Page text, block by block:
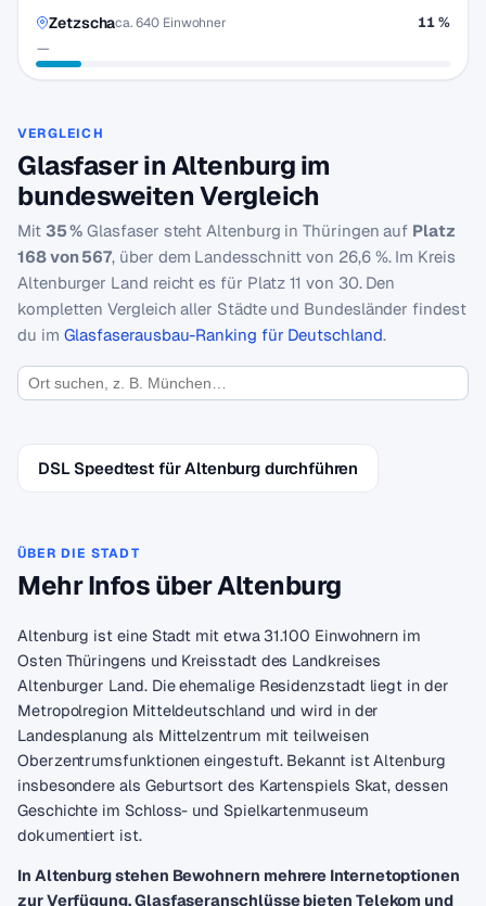
Zetzschaca. 640 Einwohner
—
11 %
VERGLEICH
Glasfaser in Altenburg im
bundesweiten Vergleich
Mit 35 % Glasfaser steht Altenburg in Thüringen auf Platz
168 von 567, über dem Landesschnitt von 26,6 %. Im Kreis
Altenburger Land reicht es für Platz 11 von 30. Den
kompletten Vergleich aller Städte und Bundesländer findest
du im Glasfaserausbau-Ranking für Deutschland.
DSL Speedtest für Altenburg durchführen
ÜBER DIE STADT
Mehr Infos über Altenburg
Altenburg ist eine Stadt mit etwa 31.100 Einwohnern im
Osten Thüringens und Kreisstadt des Landkreises
Altenburger Land. Die ehemalige Residenzstadt liegt in der
Metropolregion Mitteldeutschland und wird in der
Landesplanung als Mittelzentrum mit teilweisen
Oberzentrumsfunktionen eingestuft. Bekannt ist Altenburg
insbesondere als Geburtsort des Kartenspiels Skat, dessen
Geschichte im Schloss- und Spielkartenmuseum
dokumentiert ist.
In Altenburg stehen Bewohnern mehrere Internetoptionen
zur Verfügung. Glasfaseranschlüsse bieten Telekom und